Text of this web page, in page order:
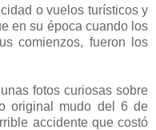
o vuelos turísticos y
en su época cuando los
comienzos, fueron los
fotos curiosas sobre
original mudo del 6 de
accidente que costó